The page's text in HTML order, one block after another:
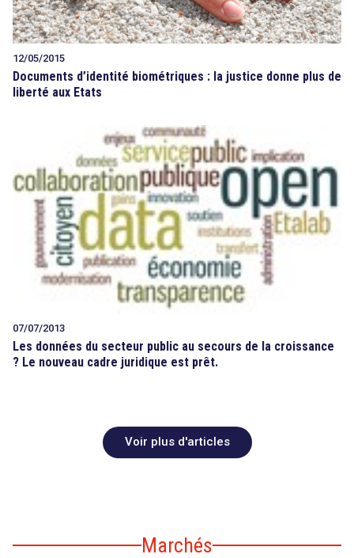
12/05/2015
Documents d’identité biométriques : la justice donne plus de
liberté aux Etats
07/07/2013
Les données du secteur public au secours de la croissance
? Le nouveau cadre juridique est prêt.
Voir plus d'articles
Marchés